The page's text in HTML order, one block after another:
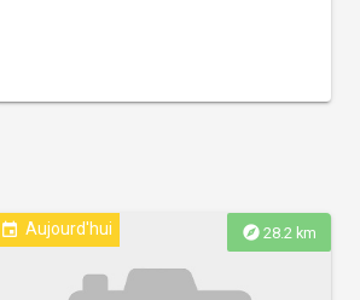
explore 28.2 km
event Aujourd'hui